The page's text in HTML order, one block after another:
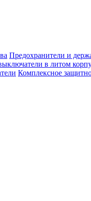
Предохранители и
в литом
Комплексное